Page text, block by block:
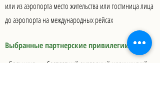
или из аэропорта место жительства или гостиница лица
до аэропорта на международных рейсах
Выбранные партнерские привилегии
Больница — бесплатный ежегодный медицинский